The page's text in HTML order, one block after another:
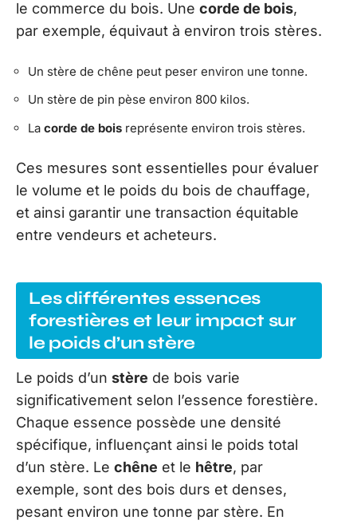
le commerce du bois. Une corde de bois,
par exemple, équivaut à environ trois stères.
Un stère de chêne peut peser environ une tonne.
Un stère de pin pèse environ 800 kilos.
La corde de bois représente environ trois stères.
Ces mesures sont essentielles pour évaluer
le volume et le poids du bois de chauffage,
et ainsi garantir une transaction équitable
entre vendeurs et acheteurs.
Les différentes essences
forestières et leur impact sur
le poids d’un stère
Le poids d’un stère de bois varie
significativement selon l’essence forestière.
Chaque essence possède une densité
spécifique, influençant ainsi le poids total
d’un stère. Le chêne et le hêtre, par
exemple, sont des bois durs et denses,
pesant environ une tonne par stère. En